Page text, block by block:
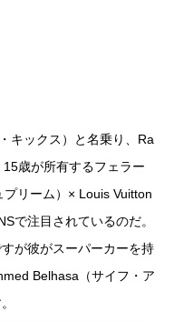
キックス）と名乗り、Ra
歳が所有するフェラー
リーム）× Louis Vuitton
で注目されているのだ。
が彼がスーパーカーを持
Belhasa（サイフ・ア